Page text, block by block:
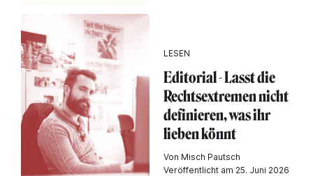
LESEN
Editorial - Lasst die
Rechtsextremen nicht
definieren, was ihr
lieben könnt
Von Misch Pautsch
Veröffentlicht am 25. Juni 2026